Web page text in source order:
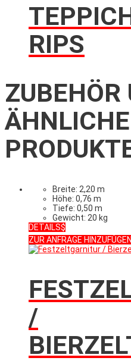
RIPS
ZUBEHÖR
ÄHNLICHE
Breite: 2,20 m
Höhe: 0,76 m
Tiefe: 0,50 m
Gewicht: 20 kg
DETAILS
ZUR ANFRAGE HINZUFÜGEN
/